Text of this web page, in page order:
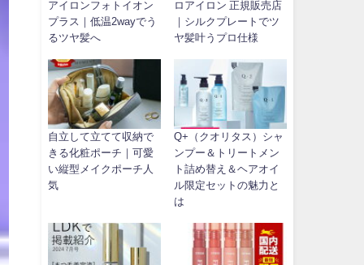
アイロンフォトイオン
プラス｜低温2wayでう
るツヤ髪へ
ロアイロン 正規販売店
｜シルクプレートでツ
ヤ髪叶うプロ仕様
自立して立てて収納で
きる化粧ポーチ｜可愛
い縦型メイクポーチ人
気
Q+（クオリタス）シャ
ンプー＆トリートメン
ト詰め替え＆ヘアオイ
ル限定セットの魅力と
は